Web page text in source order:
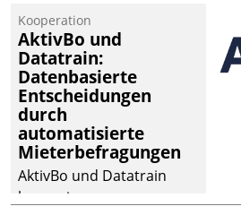
operativen
Instandhaltung in die
SAP-Systemlandschaft
deutscher
Wohnungsunternehmen
– und beschleunigt damit
den Weg vom
Mieteranliegen zum
Dienstleisterauftrag.
Kooperation
AktivBo und
Datatrain:
Datenbasierte
Entscheidungen
durch
automatisierte
Mieterbefragungen
AktivBo und Datatrain
kooperieren –